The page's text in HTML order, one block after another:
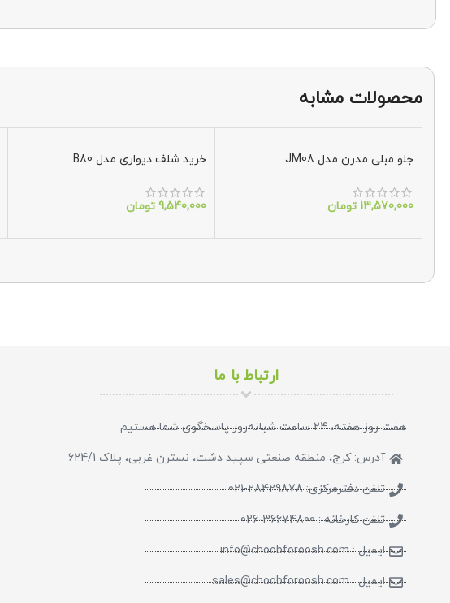
محصولات مشابه
جلو مبلی مدرن مدل JM08
13,570,000 تومان
خرید شلف دیواری مدل B80
9,540,000 تومان
ارتباط با ما
هفت روز هفته، 24 ساعت شبانه‌روز پاسخگوی شما هستیم​
آدرس: کرج، منطقه صنعتی سپید دشت، نسترن غربی، پلاک 624/1
تلفن دفترمرکزی: 28429878-021
تلفن کارخانه : 36674800-026
ایمیل : info@choobforoosh.com
ایمیل : sales@choobforoosh.com